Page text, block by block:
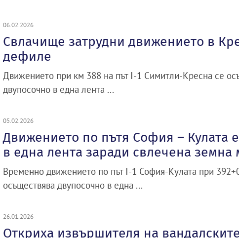
06.02.2026
Свлачище затрудни движението в
дефиле
Движението при км 388 на път I-1 Симитли-Кресна се
двупосочно в една лента ...
05.02.2026
Движението по пътя София – Кулата
в една лента заради свлечена земна
Временно движението по път I-1 София-Кулата при
осъществява двупосочно в една ...
26.01.2026
Откриха извършителя на